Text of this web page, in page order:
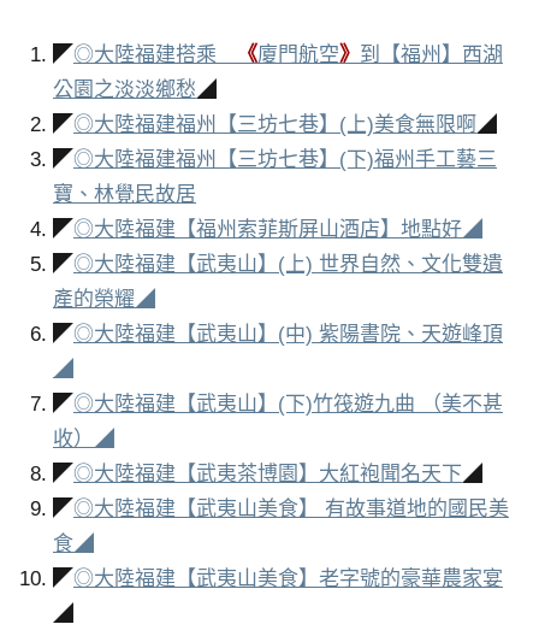
◤ ◎大陸福建搭乘 《廈門航空》 到【福州】西湖
公園之淡淡鄉愁◢
◤ ◎大陸福建福州【三坊七巷】(上)美食無限啊 ◢
◤ ◎大陸福建福州【三坊七巷】(下)福州手工藝三
寶、林覺民故居
◤ ◎大陸福建【福州索菲斯屏山酒店】地點好◢
◤ ◎大陸福建【武夷山】(上) 世界自然、文化雙遺
產的榮耀◢
◤ ◎大陸福建【武夷山】(中) 紫陽書院、天遊峰頂
◢
◤ ◎大陸福建【武夷山】(下)竹筏遊九曲 （美不甚
收）◢
◤ ◎大陸福建【武夷茶博園】大紅袍聞名天下 ◢
◤ ◎大陸福建【武夷山美食】 有故事道地的國民美
食◢
◤ ◎大陸福建【武夷山美食】老字號的豪華農家宴
◢